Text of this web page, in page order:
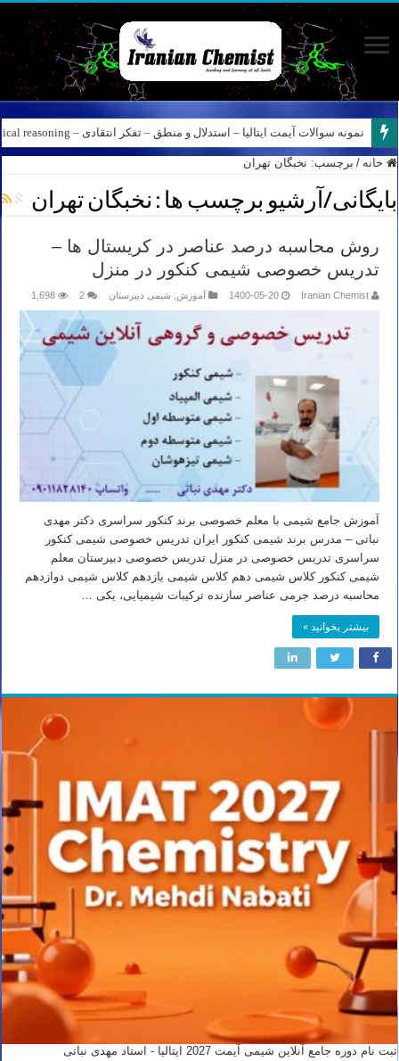
نمونه سوالات آیمت ایتالیا – استدلال و منطق – تفکر انتقادی – Logical reasoning – پارت ۸
خانه / برچسب: نخبگان تهران
بایگانی/آرشیو برچسب ها : نخبگان تهران
روش محاسبه درصد عناصر در کریستال ها –
تدریس خصوصی شیمی کنکور در منزل
Iranian Chemist
1400-05-20 آموزش شیمی دبیرستان 2
1,698
آموزش جامع شیمی با معلم خصوصی برند کنکور سراسری دکتر مهدی
نباتی – مدرس برند شیمی کنکور ایران تدریس خصوصی شیمی کنکور
سراسری تدریس خصوصی در منزل تدریس خصوصی دبیرستان معلم
شیمی کنکور کلاس شیمی دهم کلاس شیمی یازدهم کلاس شیمی دوازدهم
محاسبه درصد جرمی عناصر سازنده ترکیبات شیمیایی، یکی …
بیشتر بخوانید »
ثبت نام دوره جامع آنلاین شیمی آیمت 2027 ایتالیا - استاد مهدی نباتی